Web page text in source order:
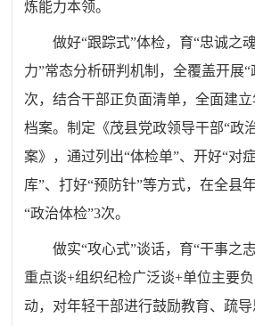
炼能力本领。
做好“跟踪式”体检，育“忠诚之
力”常态分析研判机制，全覆盖开展“
次，结合干部正负面清单，全面建
档案。制定《茂县党政领导干部“政
案》，通过列出“体检单”、开好“对
库”、打好“预防针”等方式，在全县
“政治体检”3次。
做实“攻心式”谈话，育“干事之
重点谈+组织纪检广泛谈+单位主要
动，对年轻干部进行鼓励教育、疏导